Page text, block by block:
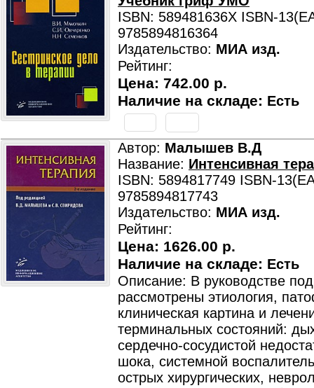
ISBN: 589481636X ISBN-
9785894816364
Издательство: МИА изд.
Рейтинг:
Цена: 742.00 р.
Наличие на складе: Есть
Автор: Малышев В.Д
Название: Интенсивная
ISBN: 5894817749 ISBN-
9785894817743
Издательство: МИА изд.
Рейтинг:
Цена: 1626.00 р.
Наличие на складе: Есть
Описание: В руководстве
рассмотрены этиология,
клиническая картина и
терминальных состояний:
сердечно-сосудистой
шока, системной
острых хирургических,